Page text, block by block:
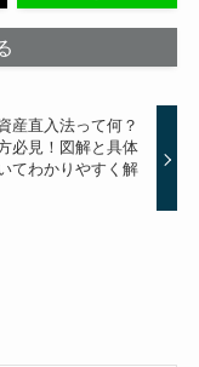
産直入法って何？
必見！図解と具体
てわかりやすく解